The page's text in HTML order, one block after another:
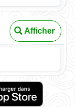
Afficher